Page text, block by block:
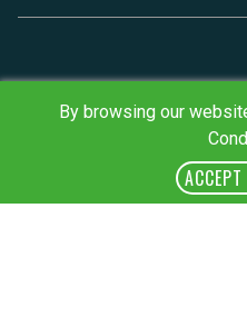
By browsing our